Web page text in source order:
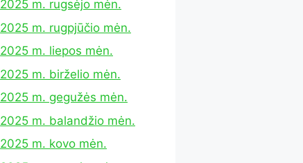
2025 m. rugsėjo mėn.
2025 m. rugpjūčio mėn.
2025 m. liepos mėn.
2025 m. birželio mėn.
2025 m. gegužės mėn.
2025 m. balandžio mėn.
2025 m. kovo mėn.